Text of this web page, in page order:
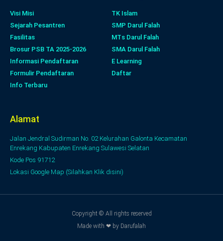
Visi Misi
Sejarah Pesantren
Fasilitas
Brosur PSB TA 2025-2026
Informasi Pendaftaran
Formulir Pendaftaran
Info Terbaru
TK Islam
SMP Darul Falah
MTs Darul Falah
SMA Darul Falah
E Learning
Daftar
Alamat
Jalan Jendral Sudirman No. 02 Kelurahan Galonta Kecamatan
Enrekang Kabupaten Enrekang Sulawesi Selatan
Kode Pos 91712
Lokasi Google Map (Silahkan Klik disini)
Copyright © All rights reserved
Made with ❤ by Darufalah